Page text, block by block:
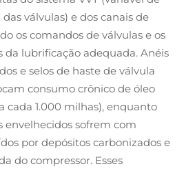
válvulas) e dos canais de
os comandos de válvulas e os
da lubrificação adequada. Anéis
e selos de haste de válvula
consumo crônico de óleo
cada 1.000 milhas), enquanto
envelhecidos sofrem com
por depósitos carbonizados e
do compressor. Esses